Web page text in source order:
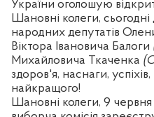
України оголошую
Шановні колеги,
народних депутатів
Віктора Івановича Балоги
Михайловича Ткаченка
здоров'я, наснаги,
найкращого!
Шановні колеги, 9